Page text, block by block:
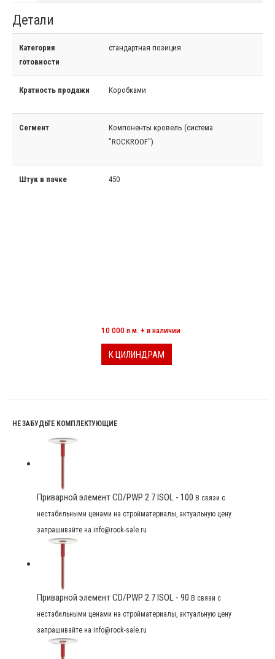
Детали
Категория
готовности
стандартная позиция
Кратность продажи Коробками
Сегмент
Компоненты кровель (система
"ROCKROOF")
Штук в пачке 450
10 000 п.м. + в наличии
К ЦИЛИНДРАМ
НЕ ЗАБУДЬТЕ КОМПЛЕКТУЮЩИЕ
Приварной элемент CD/PWP 2.7 ISOL - 100 В связи с
нестабильными ценами на стройматериалы, актуальную цену
запрашивайте на info@rock-sale.ru
Приварной элемент CD/PWP 2.7 ISOL - 90 В связи с
нестабильными ценами на стройматериалы, актуальную цену
запрашивайте на info@rock-sale.ru